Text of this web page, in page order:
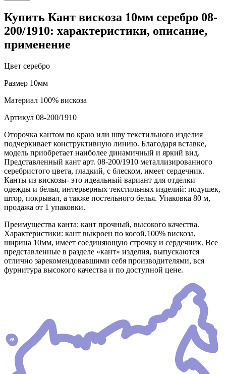
Купить Кант вискоза 10мм серебро 08-
200/1910: характеристики, описание,
применение
Цвет серебро
Размер 10мм
Материал 100% вискоза
Артикул 08-200/1910
Оторочка кантом по краю или шву текстильного изделия
подчеркивает конструктивную линию. Благодаря вставке,
модель приобретает наиболее динамичный и яркий вид.
Представленный кант арт. 08-200/1910 металлизированного
серебристого цвета, гладкий, с блеском, имеет сердечник.
Канты из вискозы- это идеальный вариант для отделки
одежды и белья, интерьерных текстильных изделий: подушек,
штор, покрывал, а также постельного белья. Упаковка 80 м,
продажа от 1 упаковки.
Преимущества канта: кант прочный, высокого качества.
Характеристики: кант выкроен по косой,100% вискоза,
ширина 10мм, имеет соединяющую строчку и сердечник. Все
представленные в разделе «кант» изделия, выпускаются
отлично зарекомендовавшими себя производителями, вся
фурнитура высокого качества и по доступной цене.